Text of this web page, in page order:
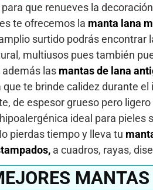
para que renueves la
te ofrecemos la manta lana
surtido podrás encontrar
multiusos pues también
las mantas de lana
te brinde calidez durante el
de espesor grueso pero
ideal para pieles
pierdas tiempo y lleva tu
a cuadros, rayas,